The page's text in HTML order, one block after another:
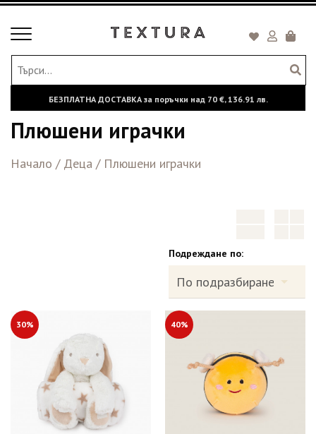
Toggle
БЕЗПЛАТНА ДОСТАВКА за поръчки над 70 €,136.91 лв.
Плюшени играчки
Начало / Деца / Плюшени играчки
Подреждане по:
30% 40%